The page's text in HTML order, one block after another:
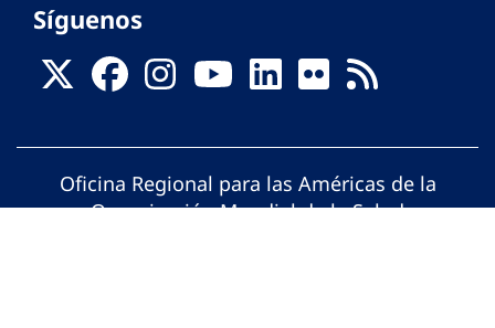
Síguenos
Oficina Regional para las Américas de la
Organización Mundial de la Salud